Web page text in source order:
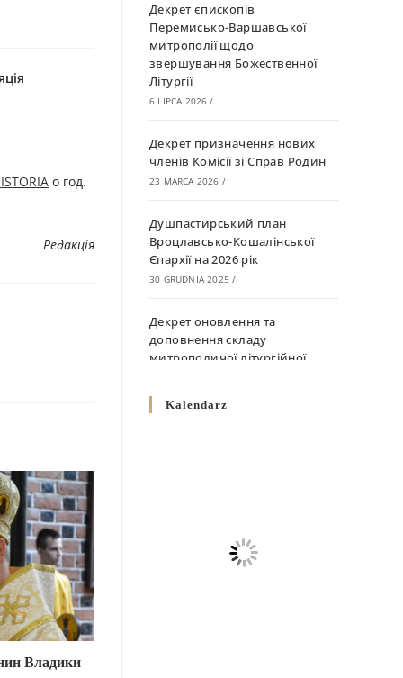
о год.
Редакція
Владики
Декрет єпископів
Перемисько-Варшавської
митрополії щодо
звершування Божественної
Літургії
6 LIPCA 2026 /
Декрет призначення нових
членів Комісії зі Справ Родин
23 MARCA 2026 /
Душпастирський план
Вроцлавсько-Кошалінської
Єпархії на 2026 рік
30 GRUDNIA 2025 /
Декрет оновлення та
доповнення складу
митрополичої літургійної
10 GRUDNIA 2025
Декрет про відзначення
Великодня і всіх рухомих
Kalendarz